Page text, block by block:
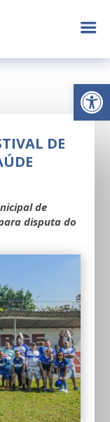
Abrir
a
DE
de
disputa do